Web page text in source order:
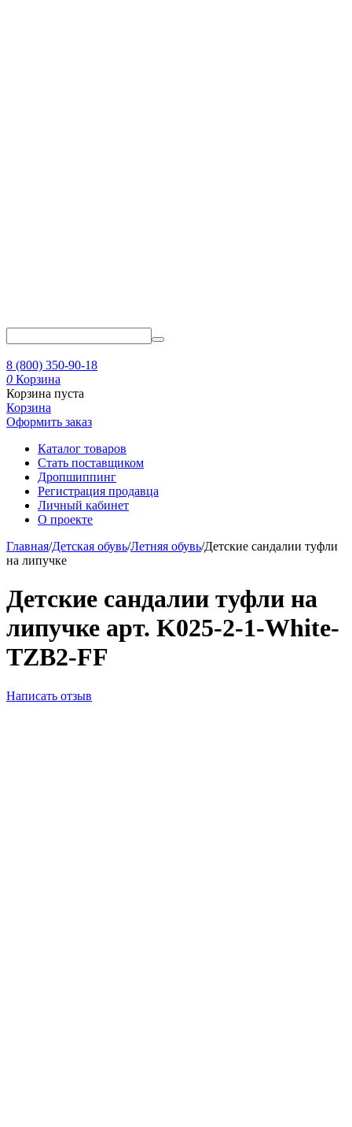
8 (800) 350-90-18
0 Корзина
Корзина пуста
Корзина
Оформить заказ
Каталог товаров
Стать поставщиком
Дропшиппинг
Регистрация продавца
Личный кабинет
О проекте
Главная/Детская обувь/Летняя обувь/Детские сандалии туфли
на липучке
Детские сандалии туфли на
липучке арт. K025-2-1-White-
TZB2-FF
Написать отзыв